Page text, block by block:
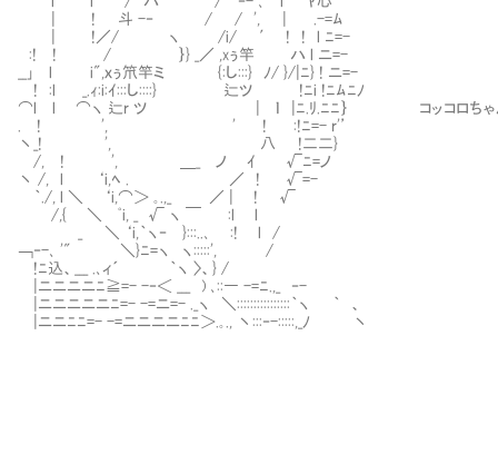
| ! 斗 -‐ / / ', | .-=ﾑ
| !／/ ヽ /i/ ′ ! ! l ﾆ=-
:! ! / ｝} _／ ,xぅ竿㍉ ハ l ニ=-
__｣ l i",ｘぅ笊竿ミ {:し:::} ﾉ/ }/|ﾆ} ! ニ=-
! :l _.ｨ:i:ｲ:::し::::} 辷ツ !ﾆi !ﾆﾑﾆﾉ
⌒l l ⌒ヽ 辷r ツ | ｌ |ﾆ.ﾘ.ﾆﾆ｝ コッコロちゃん
. ! ', ' ! :!ﾆ=- r'’
丶_! ', 八 !二二}
/, ! ', ＿_ ノ ｲ √ﾆ=ノ
丶 /, l ‘i,ﾍ . ／ ! √=-
｀./, l ＼ ‘i,⌒＞ ｡.,_ ／ | ! √
/,{ ＼ ﾟi, _ √ ヽ ￣ :l l
_ ＼ ‘i,｀ヽ‐㍉}:::..､ :! l /
￢‐-､ '" ＼}ﾆ=ヽ ヽ:::::', /
!ﾆ込、___ .､ィ´ ｀ヽ 〉、} /
|ニニニニﾆ≧=- -‐＜ ___ ) ､::― -=ﾆ.,_ ‐-
|ニニニニニﾆ=- -=ニ=- ._ヽ ＼::::::::::::::::｀ヽ ｀ 、
|ニニﾆﾆ=- -=ニニニニﾆﾆ＞.｡., 丶:::‐-:::::,_ﾉ 丶